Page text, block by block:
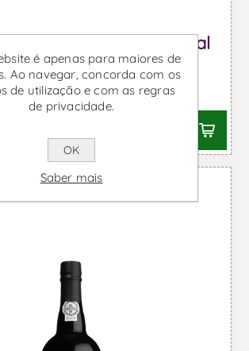
Noval Vintage Nacional
- Vinho do Porto
€1708,19 IVA incl.
é apenas para maiores de
Ao navegar, concorda com os
de utilização e com as regras
de privacidade.
OK
Saber mais